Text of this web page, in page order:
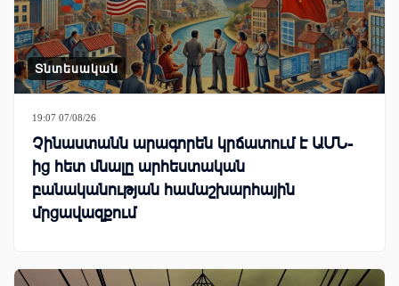
Տնտեսական
19:07 07/08/26
Չինաստանն արագորեն կրճատում է ԱՄՆ-
ից հետ մնալը արհեստական
բանականության համաշխարհային
մրցավազքում